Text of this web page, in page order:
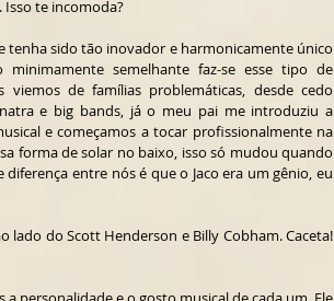
Isso te incomoda?
tenha sido tão inovador e harmonicamente único
semelhante faz-se esse tipo de
viemos de famílias problemáticas, desde cedo
e big bands, já o meu pai me introduziu a
e começamos a tocar profissionalmente na
forma de solar no baixo, isso só mudou quando
entre nós é que o Jaco era um gênio, eu
lado do Scott Henderson e Billy Cobham. Caceta!